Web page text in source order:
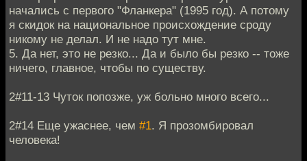
начались с первого "Фланкера" (1995 год). А потому
я скидок на национальное происхождение сроду
никому не делал. И не надо тут мне.
5. Да нет, это не резко... Да и было бы резко -- тоже
ничего, главное, чтобы по существу.
2#11-13 Чуток попозже, уж больно много всего...
2#14 Еще ужаснее, чем #1. Я прозомбировал
человека!